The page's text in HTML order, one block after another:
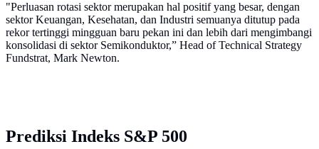
"Perluasan rotasi sektor merupakan hal positif yang besar, dengan
sektor Keuangan, Kesehatan, dan Industri semuanya ditutup pada
rekor tertinggi mingguan baru pekan ini dan lebih dari mengimbangi
konsolidasi di sektor Semikonduktor,” Head of Technical Strategy
Fundstrat, Mark Newton.
Prediksi Indeks S&P 500